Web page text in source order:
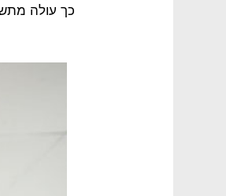
כך עולה